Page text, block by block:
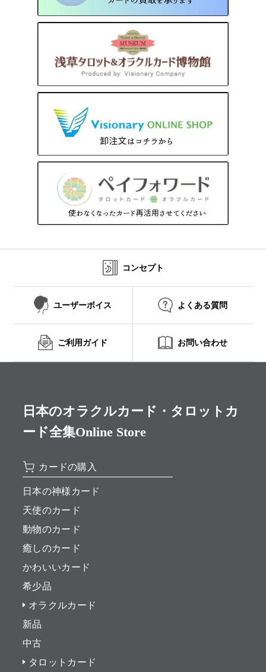
コンセプト
ユーザーボイス よくある質問
ご利用ガイド お問い合わせ
日本のオラクルカード・タロットカ
ード全集Online Store
カードの購入
日本の神様カード
天使のカード
動物のカード
癒しのカード
かわいいカード
希少品
オラクルカード
新品
中古
タロットカード